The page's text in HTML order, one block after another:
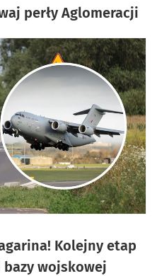
perły Aglomeracji
Kolejny etap
wojskowej